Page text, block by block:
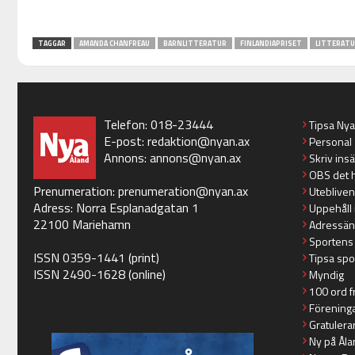
TAGGAR AMANDA CHANFREAU BARNLITTERATUR FINLANDIAPRISET
Telefon: 018-23444
E-post: redaktion@nyan.ax
Annons: annons@nyan.ax
Prenumeration: prenumeration@nyan.ax
Adress: Norra Esplanadgatan 1
22100 Mariehamn
ISSN 0359-1441 (print)
ISSN 2490-1628 (online)
Tipsa
Personal
Skriv
OBS det
Tipsa
Myndig
100 ord
Ny på